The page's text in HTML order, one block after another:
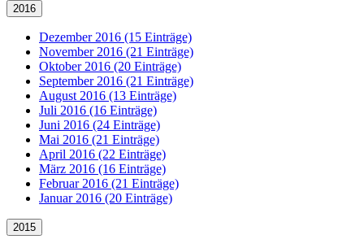
2016
Dezember 2016 (15 Einträge)
November 2016 (21 Einträge)
Oktober 2016 (20 Einträge)
September 2016 (21 Einträge)
August 2016 (13 Einträge)
Juli 2016 (16 Einträge)
Juni 2016 (24 Einträge)
Mai 2016 (21 Einträge)
April 2016 (22 Einträge)
März 2016 (16 Einträge)
Februar 2016 (21 Einträge)
Januar 2016 (20 Einträge)
2015